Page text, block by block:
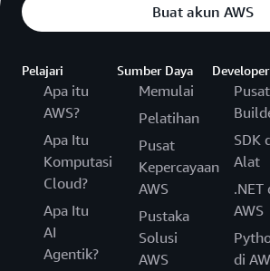
Buat akun AWS
Pelajari
Apa itu
AWS?
Apa Itu
Komputasi
Cloud?
Apa Itu
AI
Agentik?
Sumber Daya
Memulai
Pelatihan
Pusat
Kepercayaan
AWS
Pustaka
Solusi
AWS
Developer
Pusat
SDK
Alat
.NET
AWS
di